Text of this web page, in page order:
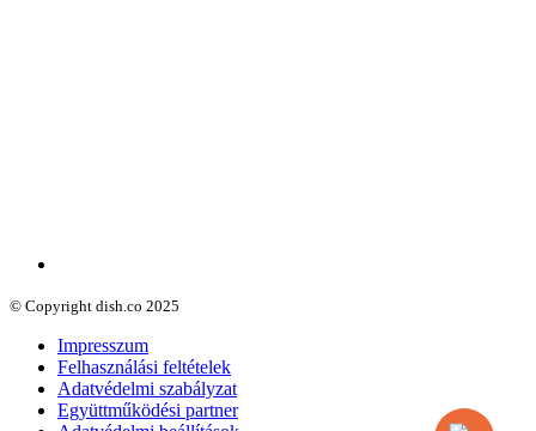
© Copyright dish.co 2025
Impresszum
Felhasználási feltételek
Adatvédelmi szabályzat
Együttműködési partner